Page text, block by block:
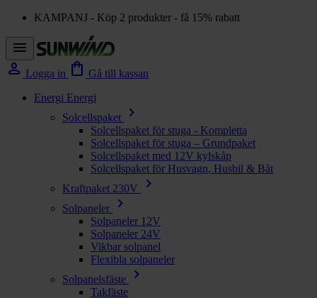
KAMPANJ - Köp 2 produkter - få 15% rabatt
menu
person Logga in shopping_bag Gå till kassan
Energi Energi
Solcellspaket
chevron_right
Solcellspaket för stuga - Kompletta
Solcellspaket för stuga – Grundpaket
Solcellspaket med 12V kylskåp
Solcellspaket för Husvagn, Husbil & Båt
Kraftpaket 230V
chevron_right
Solpaneler chevron_right
Solpaneler 12V
Solpaneler 24V
Vikbar solpanel
Flexibla solpaneler
Solpanelsfäste
chevron_right
Takfäste